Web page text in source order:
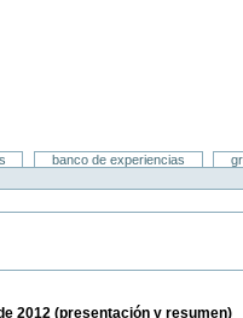
banco de experiencias
2012 (presentación y resumen)